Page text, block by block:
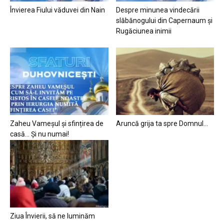
Învierea Fiului văduvei din Nain
Despre minunea vindecării
slăbănogului din Capernaum și
Rugăciunea inimii
Zaheu Vameșul și sfințirea de
casă… Și nu numai!
Aruncă grija ta spre Domnul…
Ziua Învierii, să ne luminăm